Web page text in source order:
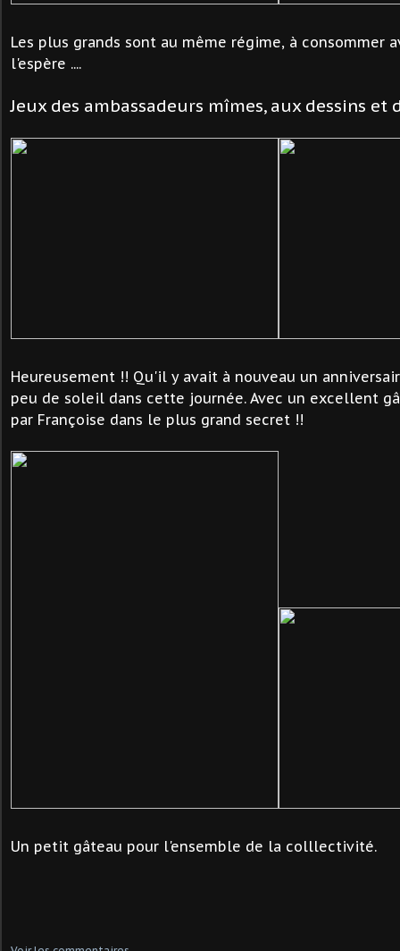
Les plus grands sont au même régime, à consommer
l'espère ....
Jeux des ambassadeurs mîmes, aux dessins et
Heureusement !! Qu'il y avait à nouveau un
peu de soleil dans cette journée. Avec un excellent
par Françoise dans le plus grand secret !!
Un petit gâteau pour l'ensemble de la colllectivité.